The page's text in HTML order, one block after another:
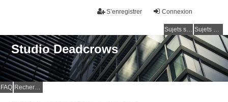
Connexion
S’enregistrer
Sujets sans réponse Sujets actifs
Studio Deadcrows
FAQ Rechercher